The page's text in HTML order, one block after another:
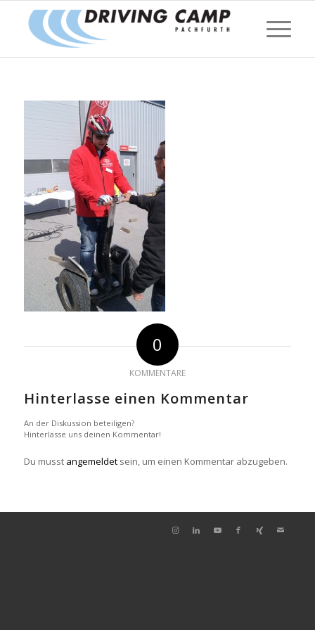
0
KOMMENTARE
Hinterlasse einen Kommentar
An der Diskussion beteiligen?
Hinterlasse uns deinen Kommentar!
Du musst angemeldetsein, um einen Kommentar abzugeben.